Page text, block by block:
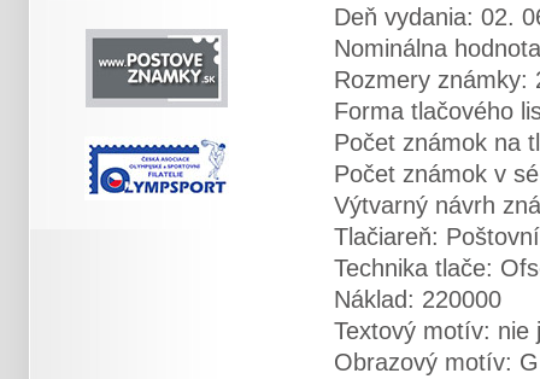
Deň vydania: 02.
Nominálna
Rozmery známky:
Forma tlačového
Počet známok na
Počet známok v
Výtvarný návrh
Tlačiareň:
Technika tlače:
Náklad: 220000
Textový motív: nie
Obrazový motív: